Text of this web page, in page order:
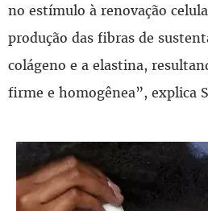
no estímulo à renovação
produção das fibras de
colágeno e a elastina,
firme e homogênea”, explica